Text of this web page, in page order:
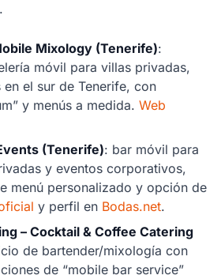
Mixology (Tenerife):
móvil para villas privadas,
el sur de Tenerife, con
y menús a medida. Web
(Tenerife): bar móvil para
y eventos corporativos,
menú personalizado y opción de
y perfil en Bodas.net.
– Cocktail & Coffee Catering
de bartender/mixología con
de “mobile bar service”